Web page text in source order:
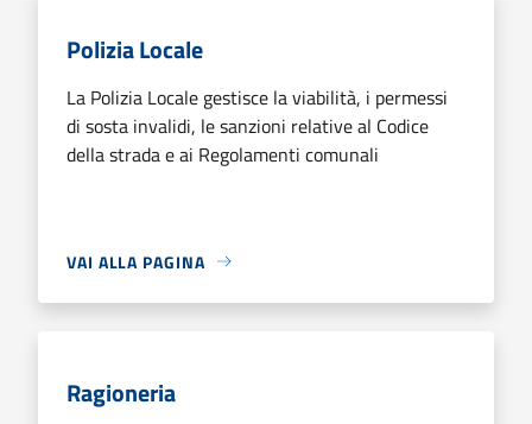
Polizia Locale
La Polizia Locale gestisce la viabilità, i permessi
di sosta invalidi, le sanzioni relative al Codice
della strada e ai Regolamenti comunali
VAI ALLA PAGINA
Ragioneria